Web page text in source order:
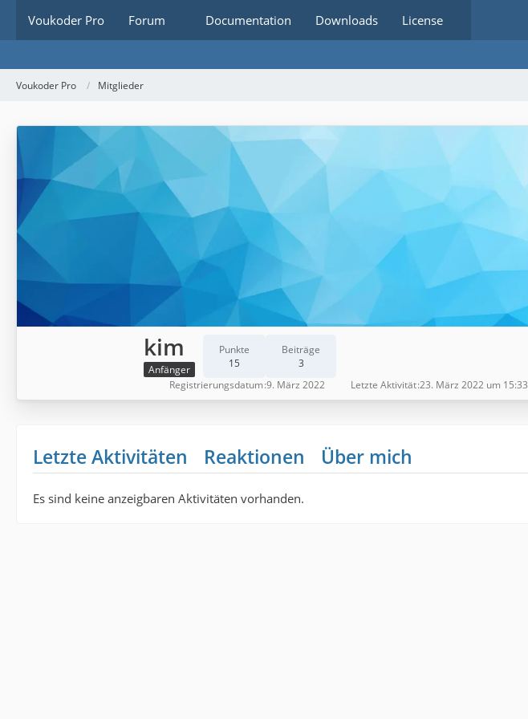
Voukoder Pro Forum Documentation Downloads License
Voukoder Pro Mitglieder
kim
Anfänger
Punkte
15
Beiträge
3
Registrierungsdatum 9. März 2022 Letzte Aktivität 23. März 2022 um 15:33
Letzte Aktivitäten Reaktionen Über mich
Es sind keine anzeigbaren Aktivitäten vorhanden.